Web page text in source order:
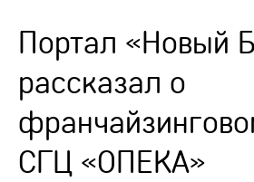
Портал «Новый
рассказал о
СГЦ «ОПЕКА»